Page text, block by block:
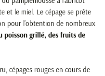
et le miel. Le cépage se prête
pour l’obtention de nombreux
poisson grillé, des fruits de
cépages rouges en cours de